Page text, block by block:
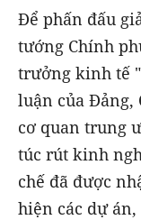
Để phấn đấu
tướng Chính
trưởng kinh tế
luận của Đảng,
cơ quan trung
túc rút kinh
chế đã được
hiện các dự